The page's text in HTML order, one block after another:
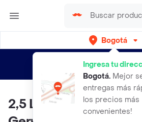
Bogotá
Ingresa tu
Bogotá. Mejor
entregas más
los precios más
convenientes!
envíos gratis por
2,5 Libras De